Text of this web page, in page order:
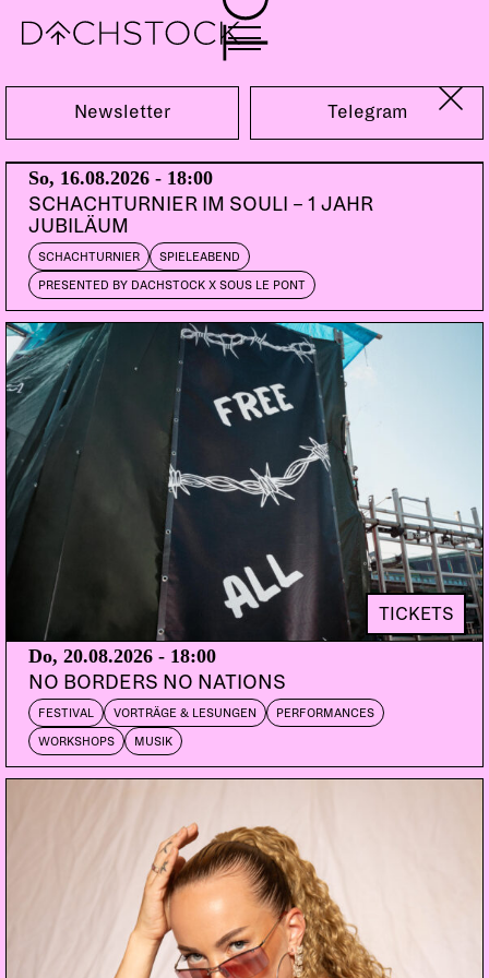
Sa, 31.01.2009
DISKOQUAKE
RADIOCLIT
ROUND TABLE KNIGHTS CH | Defected,
DOORS:
Radioclit ist das derzeit heißeste Sound System
und Produktionsteam aus London! In den letzten
Jahren ist das Duo Johan Karlberg (Stacs of
Edbanger aufgestiegen. Sie haben denn auch für
Santogold und M.I.A. produziert. Nennt es
Ghettopop, Bongo Dance, Tropcial World Clash
oder die größte Block Party ever. In ihren
Clubnächten spielen sie Baltimore Club, Baile Funk
Newsletter Telegram
So, 16.08.2026 - 18:00
SCHACHTURNIER IM SOULI – 1 JAHR
JUBILÄUM
SCHACHTURNIER SPIELEABEND
PRESENTED BY DACHSTOCK X SOUS LE PONT
TICKETS
Do, 20.08.2026 - 18:00
NO BORDERS NO NATIONS
FESTIVAL VORTRÄGE & LESUNGEN PERFORMANCES
WORKSHOPS MUSIK